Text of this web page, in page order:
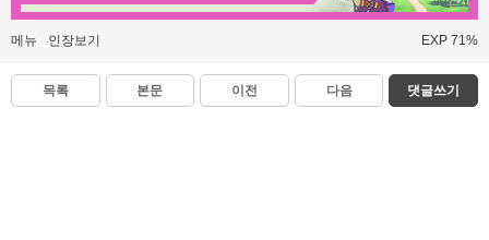
메뉴 인장보기 EXP 71%
목록 본문 이전 다음 댓글쓰기